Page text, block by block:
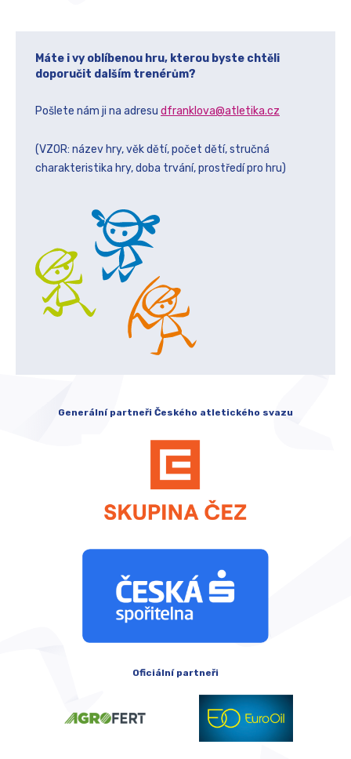
Máte i vy oblíbenou hru, kterou byste chtěli
doporučit dalším trenérům?
Pošlete nám ji na adresu dfranklova@atletika.cz
(VZOR: název hry, věk dětí, počet dětí, stručná
charakteristika hry, doba trvání, prostředí pro hru)
Generální partneři Českého atletického svazu
Oficiální partneři